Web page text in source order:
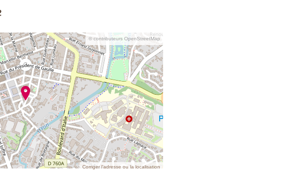
© contributeurs OpenStreetMap
Corriger l’adresse ou la localisation